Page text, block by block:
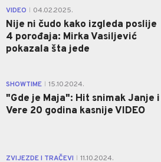
VIDEO 04.02.2025.
Nije ni čudo kako izgleda poslije
4 porođaja: Mirka Vasiljević
pokazala šta jede
SHOWTIME 15.10.2024.
"Gde je Maja": Hit snimak Janje i
Vere 20 godina kasnije VIDEO
ZVIJEZDE I TRAČEVI 11.10.2024.